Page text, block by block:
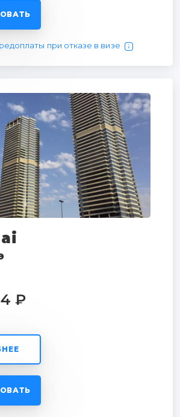
при отказе в визе
₽